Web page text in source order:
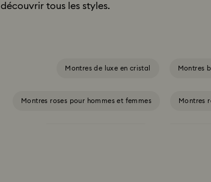
découvrir tous les styles.
Montres de luxe en cristal Montres
Montres roses pour hommes et femmes Montres